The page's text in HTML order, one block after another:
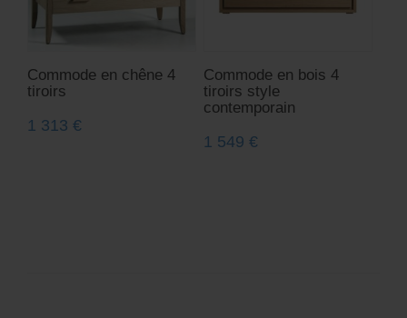
Commode en chêne 4
tiroirs
1 313 €
Commode en bois 4
tiroirs style
contemporain
1 549 €